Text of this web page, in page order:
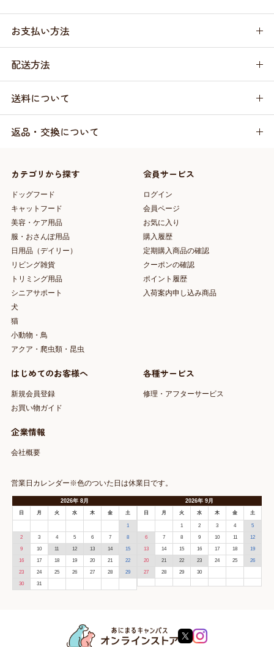
お支払い方法
配送方法
送料について
返品・交換について
カテゴリから探す
ドッグフード
キャットフード
美容・ケア用品
服・おさんぽ用品
日用品（デイリー）
リビング雑貨
トリミング用品
シニアサポート
犬
猫
小動物・鳥
アクア・爬虫類・昆虫
会員サービス
ログイン
会員ページ
お気に入り
購入履歴
定期購入商品の確認
クーポンの確認
ポイント履歴
入荷案内申し込み商品
はじめてのお客様へ
新規会員登録
お買い物ガイド
各種サービス
修理・アフターサービス
企業情報
会社概要
営業日カレンダー※色のついた日は休業日です。
2026年 8月
日 月 火 水 木 金 土
1
2 3 4 5 6 7 8
9 10 11 12 13 14 15
16 17 18 19 20 21 22
23 24 25 26 27 28 29
30 31
2026年9月
日 月 火 水 木 金 土
1 2 3 4 5
6 7 8 9 10 11 12
13 14 15 16 17 18 19
20 21 22 23 24 25 26
27 28 29 30